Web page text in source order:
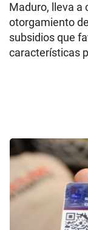
Maduro, lleva a
otorgamiento
subsidios que
características